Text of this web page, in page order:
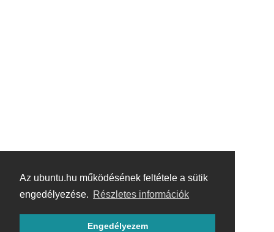
Az ubuntu.hu működésének feltétele a sütik
engedélyezése. Részletes információk
Engedélyezem